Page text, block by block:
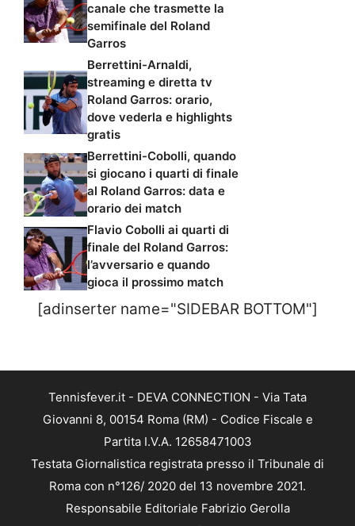
canale che trasmette la
semifinale del Roland
Garros
Berrettini-Arnaldi,
streaming e diretta tv
Roland Garros: orario,
dove vederla e highlights
gratis
Berrettini-Cobolli, quando
si giocano i quarti di finale
al Roland Garros: data e
orario dei match
Flavio Cobolli ai quarti di
finale del Roland Garros:
l’avversario e quando
gioca il prossimo match
[adinserter name="SIDEBAR BOTTOM"]
Tennisfever.it - DEVA CONNECTION - Via Tata
Giovanni 8, 00154 Roma (RM) - Codice Fiscale e
Partita I.V.A. 12658471003
Testata Giornalistica registrata presso il Tribunale di
Roma con n°126/ 2020 del 13 novembre 2021.
Responsabile Editoriale Fabrizio Gerolla